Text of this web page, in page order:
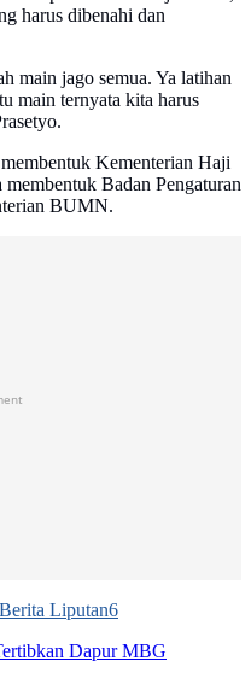
harus dibenahi dan
main jago semua. Ya latihan
main ternyata kita harus
Kementerian Haji
Badan Pengaturan
BUMN.
Berita Liputan6
Dapur MBG